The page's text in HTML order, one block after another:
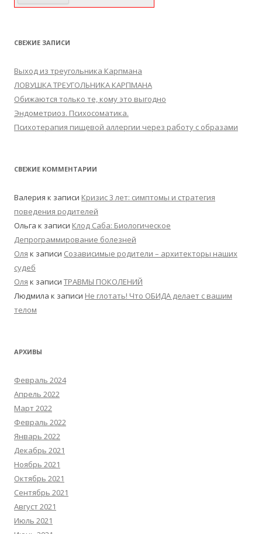
СВЕЖИЕ ЗАПИСИ
Выход из треугольника Карпмана
ЛОВУШКА ТРЕУГОЛЬНИКА КАРПМАНА
Обижаются только те, кому это выгодно
Эндометриоз. Психосоматика.
Психотерапия пищевой аллергии через работу с образами
СВЕЖИЕ КОММЕНТАРИИ
Валерия к записи Кризис 3 лет: симптомы и стратегия
поведения родителей
Ольга к записи Клод Саба: Биологическое
Депрограммирование болезней
Оля к записи Созависимые родители – архитекторы наших
судеб
Оля к записи ТРАВМЫ ПОКОЛЕНИЙ
Людмила к записи Не глотать! Что ОБИДА делает с вашим
телом
АРХИВЫ
Февраль 2024
Апрель 2022
Март 2022
Февраль 2022
Январь 2022
Декабрь 2021
Ноябрь 2021
Октябрь 2021
Сентябрь 2021
Август 2021
Июль 2021